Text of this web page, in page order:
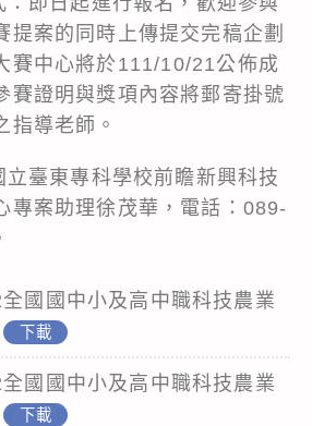
提案的同時上傳提交完稿企劃
賽中心將於111/10/21公佈成
賽證明與獎項內容將郵寄掛號
指導老師。
臺東專科學校前瞻新興科技
專案助理徐茂華，電話：089-
全國國中小及高中職科技農業
下載
全國國中小及高中職科技農業
下載